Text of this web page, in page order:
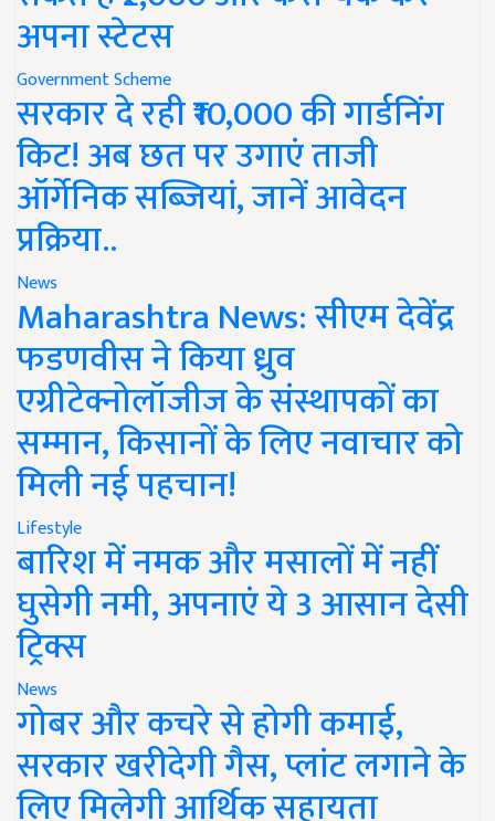
अपना स्टेटस
Government Scheme
सरकार दे रही ₹10,000 की गार्डनिंग
किट! अब छत पर उगाएं ताजी
ऑर्गेनिक सब्जियां, जानें आवेदन
प्रक्रिया..
News
Maharashtra News: सीएम देवेंद्र
फडणवीस ने किया ध्रुव
एग्रीटेक्नोलॉजीज के संस्थापकों का
सम्मान, किसानों के लिए नवाचार को
मिली नई पहचान!
Lifestyle
बारिश में नमक और मसालों में नहीं
घुसेगी नमी, अपनाएं ये 3 आसान देसी
ट्रिक्स
News
गोबर और कचरे से होगी कमाई,
सरकार खरीदेगी गैस, प्लांट लगाने के
लिए मिलेगी आर्थिक सहायता